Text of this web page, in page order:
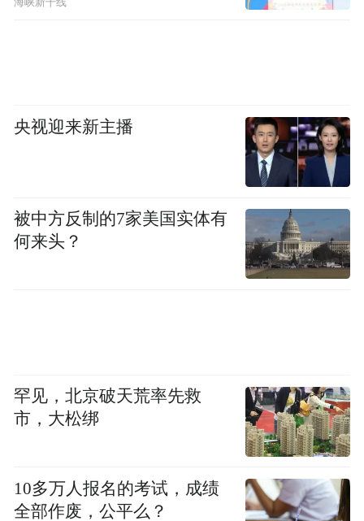
pictures and audios if any) is uploaded and posted
by the user of Dafeng Hao, which is a social media
platform and merely provides information storage
央视迎来新主播
被中方反制的7家美国实体有
何来头？
罕见，北京破天荒率先救
市，大松绑
10多万人报名的考试，成绩
全部作废，公平么？